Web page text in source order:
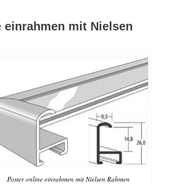
einrahmen mit Nielsen
Poster online einrahmen mit Nielsen Rahmen